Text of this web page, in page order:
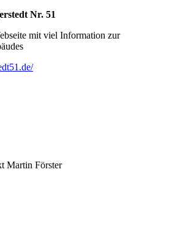
Nr. 51
mit viel Information zur
Martin Förster